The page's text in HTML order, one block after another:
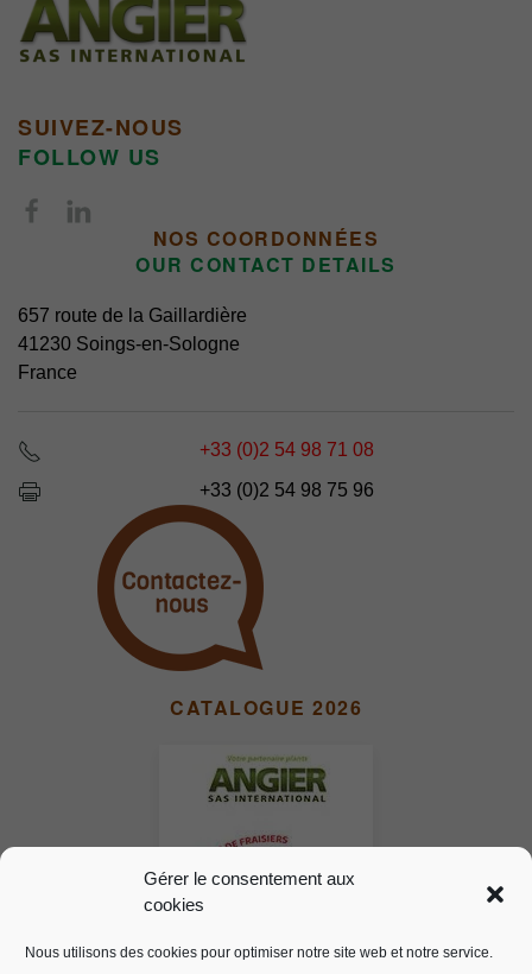
Gérer le consentement aux
cookies
Nous utilisons des cookies pour optimiser notre site web et notre service.
SUIVEZ-NOUS
FOLLOW US
NOS COORDONNÉES
OUR CONTACT DETAILS
657 route de la Gaillardière
41230 Soings-en-Sologne
France
+33 (0)2 54 98 71 08
+33 (0)2 54 98 75 96
CATALOGUE 2026